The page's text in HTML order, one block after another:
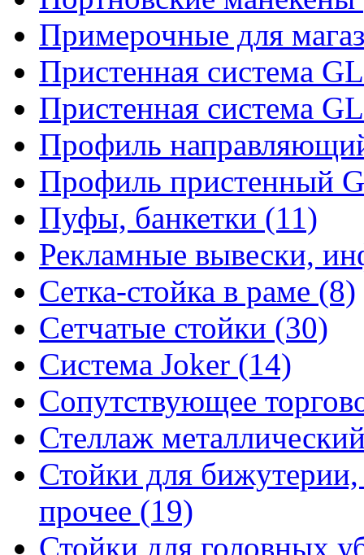
Примерочные для
Пристенная система
Пристенная система
Профиль
Профиль пристенный
Пуфы, банкетки (11)
Рекламные вывески,
Сетка-стойка в раме (8)
Сетчатые стойки (30)
Система Joker (14)
Сопутствующее
Стеллаж
Стойки для
прочее (19)
Стойки для головных